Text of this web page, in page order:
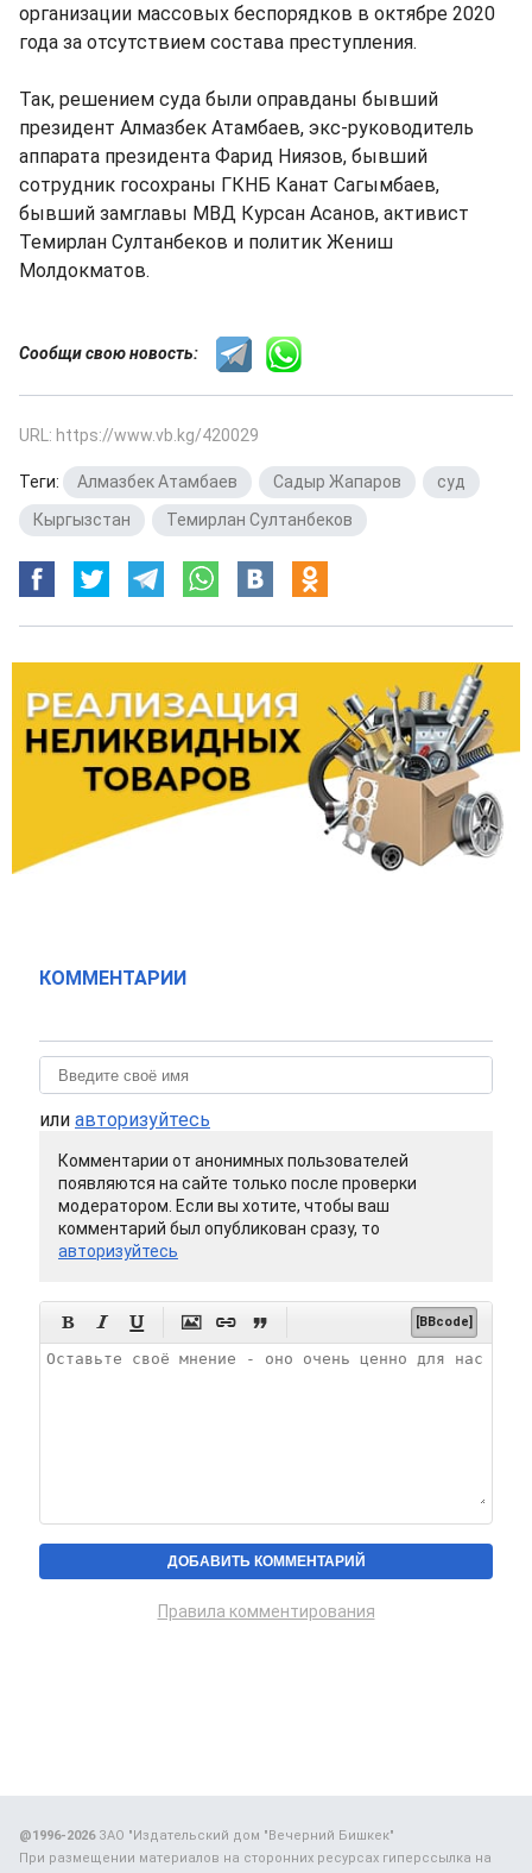
организации массовых беспорядков в октябре 2020
года за отсутствием состава преступления.
Так, решением суда были оправданы бывший
президент Алмазбек Атамбаев, экс-руководитель
аппарата президента Фарид Ниязов, бывший
сотрудник госохраны ГКНБ Канат Сагымбаев,
бывший замглавы МВД Курсан Асанов, активист
Темирлан Султанбеков и политик Жениш
Молдокматов.
Сообщи свою новость:
URL: https://www.vb.kg/420029
Теги: Алмазбек Атамбаев Садыр Жапаров суд
Кыргызстан
Темирлан Султанбеков
КОММЕНТАРИИ
или авторизуйтесь
Комментарии от анонимных пользователей
появляются на сайте только после проверки
модератором. Если вы хотите, чтобы ваш
комментарий был опубликован сразу, то
авторизуйтесь
      [BBcode]
Правила комментирования
@1996-2026ЗАО "Издательский дом "Вечерний Бишкек"
При размещении материалов на сторонних ресурсах гиперссылка на